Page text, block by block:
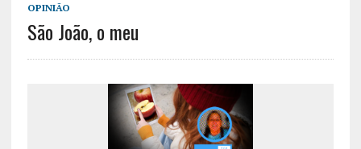
OPINIÃO
São João, o meu